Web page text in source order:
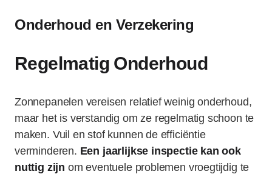
Onderhoud en Verzekering
Regelmatig Onderhoud
Zonnepanelen vereisen relatief weinig onderhoud,
maar het is verstandig om ze regelmatig schoon te
maken. Vuil en stof kunnen de efficiëntie
verminderen. Een jaarlijkse inspectie kan ook
nuttig zijn om eventuele problemen vroegtijdig te